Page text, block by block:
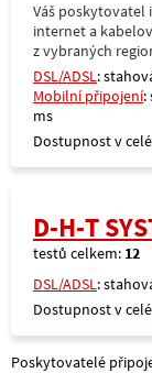
Váš poskytovatel
internet a
z vybraných
DSL/ADSL:
Mobilní připojení:
ms
Dostupnost v
D-H-T
testů celkem: 12
DSL/ADSL:
Dostupnost v
Poskytovatelé